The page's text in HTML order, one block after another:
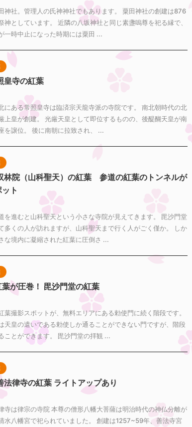
神社。管理人の氏神神社でもあります。 粟田神社の創建は876
神としています。 近隣の八坂神社と同じ素盞嗚尊を祀る縁で、
一時中止になった時期には粟田 ...
皇寺の紅葉
にある常照皇寺は臨済宗天龍寺派の寺院です。 南北朝時代の北
上皇が創建。 光厳天皇として即位するものの、後醍醐天皇が南
を譲位。 後に南朝に拉致され、 ...
林院（山科聖天）の紅葉 参道の紅葉のトンネルが
ト
を進むと山科聖天という小さな寺院が見えてきます。 毘沙門堂
多くの人が訪れますが、山科聖天まで行く人がごく僅か。 しか
な境内に凝縮された紅葉に圧倒さ ...
が圧巻！ 毘沙門堂の紅葉
葉撮影スポットが、無料エリアにある勅使門に続く階段です。
天皇の遣いである勅使しか通ることができない門ですが、階段
ことができます。 毘沙門堂の拝観 ...
法律寺の紅葉 ライトアップあり
寺は律宗の寺院 本尊の僧形八幡大菩薩は明治時代の神仏分離が
水八幡宮で祀られていました。 創建は1257~59年、善法寺宮